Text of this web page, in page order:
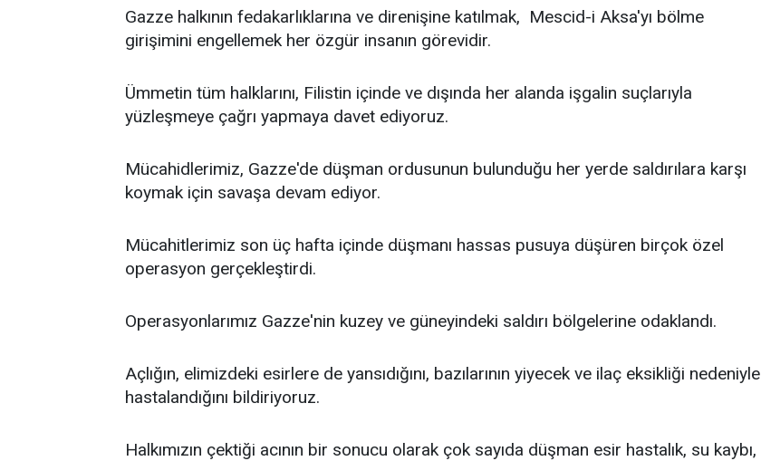
Gazze halkının fedakarlıklarına ve direnişine katılmak, Mescid-i Aksa'yı bölme
girişimini engellemek her özgür insanın görevidir.
Ümmetin tüm halklarını, Filistin içinde ve dışında her alanda işgalin suçlarıyla
yüzleşmeye çağrı yapmaya davet ediyoruz.
Mücahidlerimiz, Gazze'de düşman ordusunun bulunduğu her yerde saldırılara karşı
koymak için savaşa devam ediyor.
Mücahitlerimiz son üç hafta içinde düşmanı hassas pusuya düşüren birçok özel
operasyon gerçekleştirdi.
Operasyonlarımız Gazze'nin kuzey ve güneyindeki saldırı bölgelerine odaklandı.
Açlığın, elimizdeki esirlere de yansıdığını, bazılarının yiyecek ve ilaç eksikliği nedeniyle
hastalandığını bildiriyoruz.
Halkımızın çektiği acının bir sonucu olarak çok sayıda düşman esir hastalık, su kaybı,